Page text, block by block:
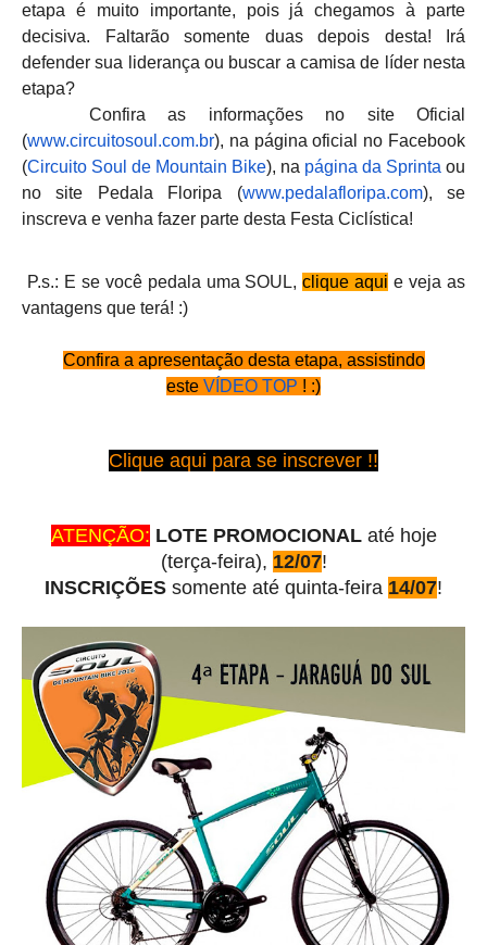
etapa é muito importante, pois já chegamos à parte
decisiva. Faltarão somente duas depois desta! Irá
defender sua liderança ou buscar a camisa de líder nesta
etapa?
Confira as informações no site Oficial
(www.circuitosoul.com.br), na página oficial no Facebook
(Circuito Soul de Mountain Bike), na página da Sprinta ou
no site Pedala Floripa (www.pedalafloripa.com), se
inscreva e venha fazer parte desta Festa Ciclística!
P.s.: E se você pedala uma SOUL,clique aqui e veja as
vantagens que terá! :)
Confira a apresentação desta etapa, assistindo
este VÍDEO TOP ! :)
Clique aqui para se inscrever !!
ATENÇÃO: LOTE PROMOCIONALaté hoje
(terça-feira), 12/07!
INSCRIÇÕES somente até quinta-feira 14/07!